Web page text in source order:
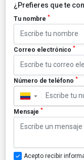
¿Prefieres que te
Tu nombre *
Correo electrónico *
Número de teléfono *
▼
Mensaje *
Acepto recibir